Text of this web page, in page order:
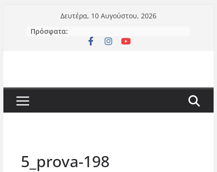
περιεχόμενο
Δευτέρα, 10 Αυγούστου, 2026
Πρόσφατα:
5_prova-198